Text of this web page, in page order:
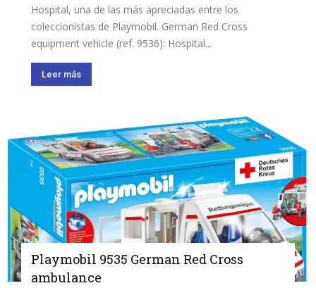
Hospital, una de las más apreciadas entre los
coleccionistas de Playmobil. German Red Cross
equipment vehicle (ref. 9536): Hospital...
Leer más
Playmobil 9535 German Red Cross
ambulance